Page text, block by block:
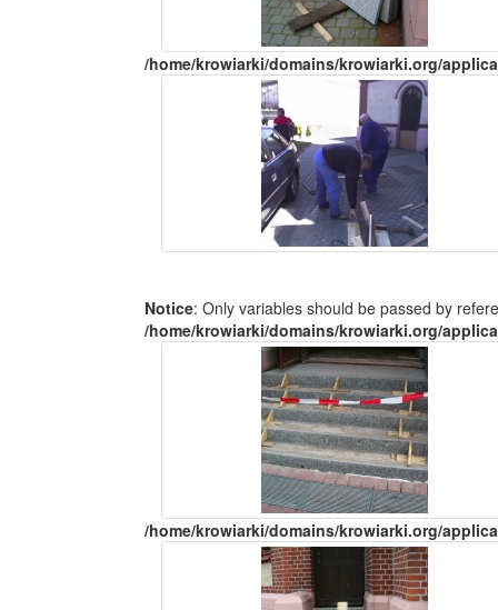
/home/krowiarki/domains/krowiarki.org/
Notice: Only variables should be passed by
/home/krowiarki/domains/krowiarki.org/
/home/krowiarki/domains/krowiarki.org/